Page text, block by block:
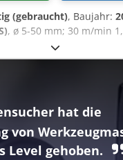
(gebraucht), Baujahr:
, ø 5-50 mm; 30 m/min
400-1100 mm,
Abjuu H Emspja
hat die
von
Level gehoben.